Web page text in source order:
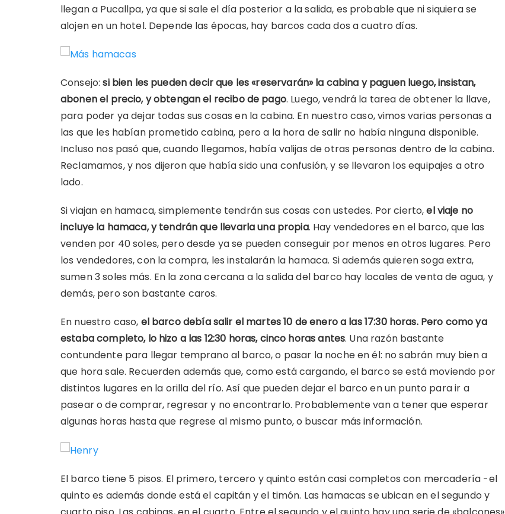
llegan a Pucallpa, ya que si sale el día posterior a la salida, es probable que ni siquiera se
alojen en un hotel. Depende las épocas, hay barcos cada dos a cuatro días.
Consejo:si bien les pueden decir que les «reservarán» la cabina y paguen luego, insistan,
abonen el precio, y obtengan el recibo de pago. Luego, vendrá la tarea de obtener la llave,
para poder ya dejar todas sus cosas en la cabina. En nuestro caso, vimos varias personas a
las que les habían prometido cabina, pero a la hora de salir no había ninguna disponible.
Incluso nos pasó que, cuando llegamos, había valijas de otras personas dentro de la cabina.
Reclamamos, y nos dijeron que había sido una confusión, y se llevaron los equipajes a otro
lado.
Si viajan en hamaca, simplemente tendrán sus cosas con ustedes. Por cierto,el viaje no
incluye la hamaca, y tendrán que llevarla una propia. Hay vendedores en el barco, que las
venden por 40 soles, pero desde ya se pueden conseguir por menos en otros lugares. Pero
los vendedores, con la compra, les instalarán la hamaca. Si además quieren soga extra,
sumen 3 soles más. En la zona cercana a la salida del barco hay locales de venta de agua, y
demás, pero son bastante caros.
En nuestro caso, el barco debía salir el martes 10 de enero a las 17:30 horas. Pero como ya
estaba completo, lo hizo a las 12:30 horas, cinco horas antes. Una razón bastante
contundente para llegar temprano al barco, o pasar la noche en él: no sabrán muy bien a
que hora sale. Recuerden además que, como está cargando, el barco se está moviendo por
distintos lugares en la orilla del río. Así que pueden dejar el barco en un punto para ir a
pasear o de comprar, regresar y no encontrarlo. Probablemente van a tener que esperar
algunas horas hasta que regrese al mismo punto, o buscar más información.
El barco tiene 5 pisos. El primero, tercero y quinto están casi completos con mercadería -el
quinto es además donde está el capitán y el timón. Las hamacas se ubican en el segundo y